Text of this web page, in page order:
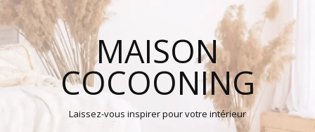
MAISON
COCOONING
Laissez-vous inspirer pour votre intérieur